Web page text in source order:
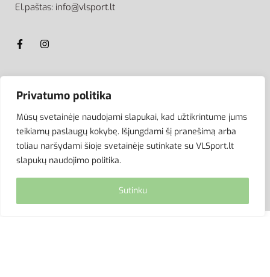
Privatumo politika
Mūsų svetainėje naudojami slapukai, kad užtikrintume jums
teikiamų paslaugų kokybę. Išjungdami šį pranešimą arba
toliau naršydami šioje svetainėje sutinkate su VLSport.lt
slapukų naudojimo politika.
Sutinku
El.paštas: info@vlsport.lt